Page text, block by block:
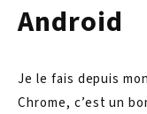
Android
Je le fais depuis
Chrome, c’est un